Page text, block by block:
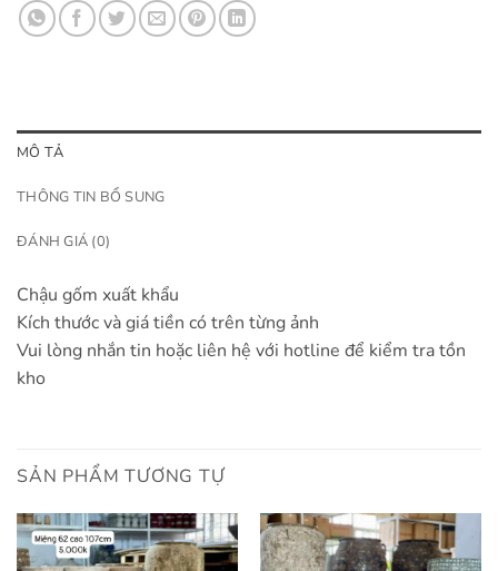
MÔ TẢ
THÔNG TIN BỔ SUNG
ĐÁNH GIÁ (0)
Chậu gốm xuất khẩu
Kích thước và giá tiền có trên từng ảnh
Vui lòng nhắn tin hoặc liên hệ với hotline để kiểm tra tồn
kho
SẢN PHẨM TƯƠNG TỰ